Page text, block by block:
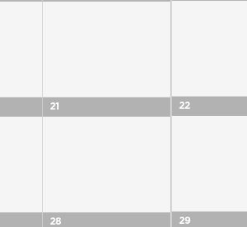
21 22
28 29